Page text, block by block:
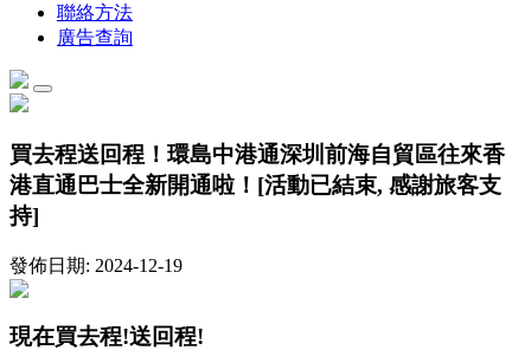
聯絡方法
廣告查詢
買去程送回程！環島中港通深圳前海自貿區往來香
港直通巴士全新開通啦！[活動已結束, 感謝旅客支
持]
發佈日期: 2024-12-19
現在買去程!送回程!